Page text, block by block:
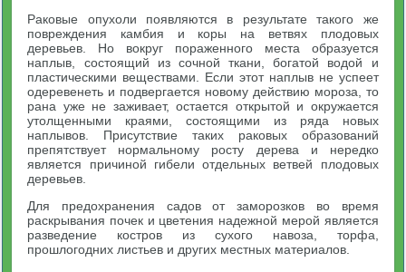
Раковые опухоли появляются в результате такого же
повреждения камбия и коры на ветвях плодовых
деревьев. Но вокруг пораженного места образуется
наплыв, состоящий из сочной ткани, богатой водой и
пластическими веществами. Если этот наплыв не успеет
одеревенеть и подвергается новому действию мороза, то
рана уже не заживает, остается открытой и окружается
утолщенными краями, состоящими из ряда новых
наплывов. Присутствие таких раковых образований
препятствует нормальному росту дерева и нередко
является причиной гибели отдельных ветвей плодовых
деревьев.
Для предохранения садов от заморозков во время
раскрывания почек и цветения надежной мерой является
разведение костров из сухого навоза, торфа,
прошлогодних листьев и других местных материалов.